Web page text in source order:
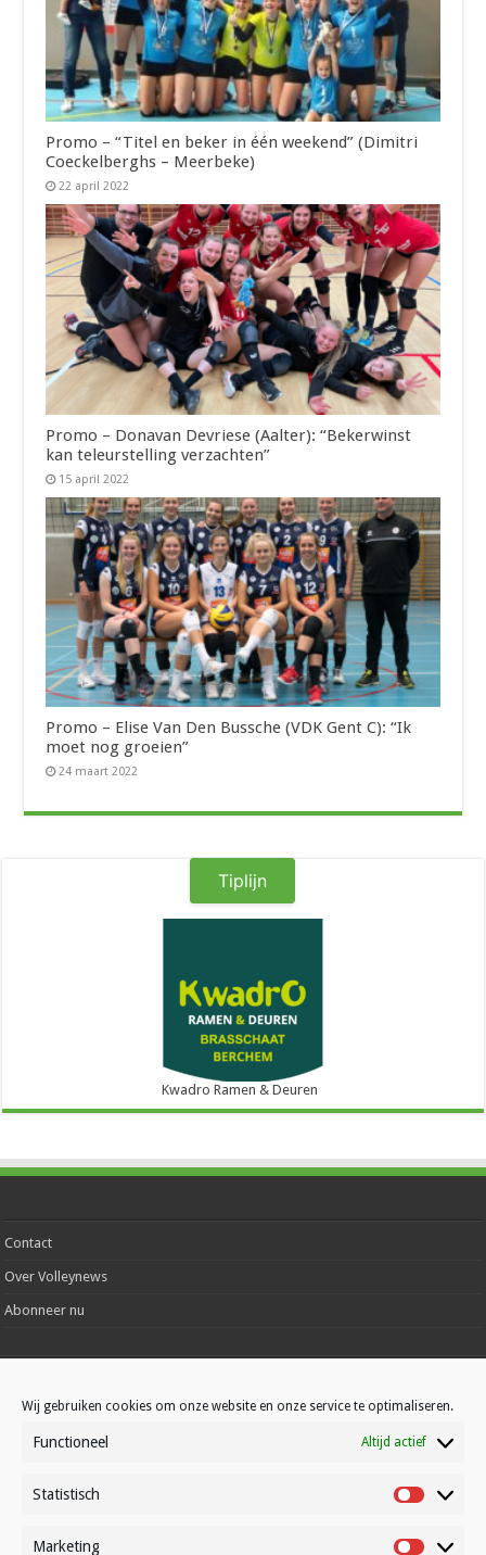
Wij gebruiken cookies om onze website en onze service te optimaliseren.
Functioneel Altijd actief
Statistisch Statistisch
Marketing
Promo – “Titel en beker in één weekend” (Dimitri
Coeckelberghs – Meerbeke)
22 april 2022
Promo – Donavan Devriese (Aalter): “Bekerwinst
kan teleurstelling verzachten”
15 april 2022
Promo – Elise Van Den Bussche (VDK Gent C): “Ik
moet nog groeien”
24 maart 2022
Tiplijn
Kwadro Ramen & Deuren
Contact
Over Volleynews
Abonneer nu
Algemene voorwaarden|Privacy |Cookies| Disclaimer